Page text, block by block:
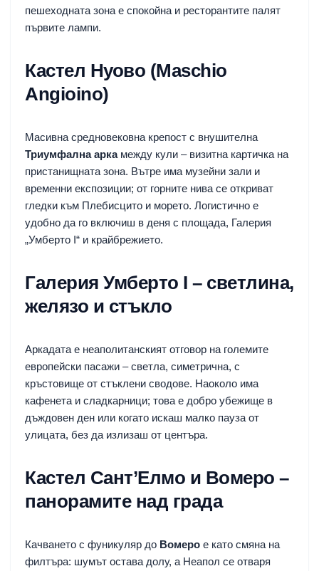
пешеходната зона е спокойна и ресторантите палят
първите лампи.
Кастел Нуово (Maschio
Angioino)
Масивна средновековна крепост с внушителна
Триумфална аркамежду кули – визитна картичка на
пристанищната зона. Вътре има музейни зали и
временни експозиции; от горните нива се откриват
гледки към Плебисцито и морето. Логистично е
удобно да го включиш в деня с площада, Галерия
„Умберто I“ и крайбрежието.
Галерия Умберто I – светлина,
желязо и стъкло
Аркадата е неаполитанският отговор на големите
европейски пасажи – светла, симетрична, с
кръстовище от стъклени сводове. Наоколо има
кафенета и сладкарници; това е добро убежище в
дъждовен ден или когато искаш малко пауза от
улицата, без да излизаш от центъра.
Кастел Сант’Елмо и Вомеро –
панорамите над града
Качването с фуникуляр до Вомеро е като смяна на
филтъра: шумът остава долу, а Неапол се отваря